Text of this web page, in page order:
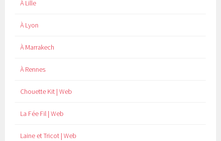
À Lille
À Lyon
À Marrakech
À Rennes
Chouette Kit | Web
La Fée Fil | Web
Laine et Tricot | Web